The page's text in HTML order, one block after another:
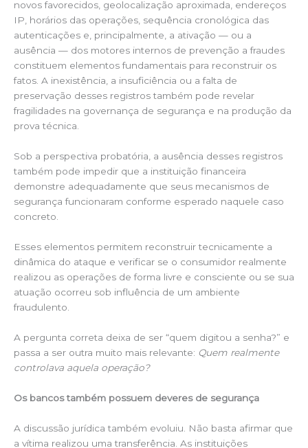
novos favorecidos, geolocalização aproximada, endereços
IP, horários das operações, sequência cronológica das
autenticações e, principalmente, a ativação — ou a
ausência — dos motores internos de prevenção a fraudes
constituem elementos fundamentais para reconstruir os
fatos. A inexistência, a insuficiência ou a falta de
preservação desses registros também pode revelar
fragilidades na governança de segurança e na produção da
prova técnica.
Sob a perspectiva probatória, a ausência desses registros
também pode impedir que a instituição financeira
demonstre adequadamente que seus mecanismos de
segurança funcionaram conforme esperado naquele caso
concreto.
Esses elementos permitem reconstruir tecnicamente a
dinâmica do ataque e verificar se o consumidor realmente
realizou as operações de forma livre e consciente ou se sua
atuação ocorreu sob influência de um ambiente
fraudulento.
A pergunta correta deixa de ser “quem digitou a senha?” e
passa a ser outra muito mais relevante: Quem realmente
controlava aquela operação?
Os bancos também possuem deveres de segurança
A discussão jurídica também evoluiu. Não basta afirmar que
a vítima realizou uma transferência. As instituições